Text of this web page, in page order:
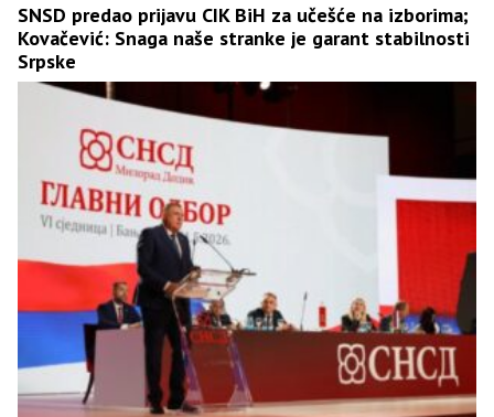
SNSD predao prijavu CIK BiH za učešće na izborima;
Kovačević: Snaga naše stranke je garant stabilnosti
Srpske